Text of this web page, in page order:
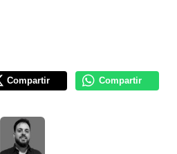
Compartir Compartir